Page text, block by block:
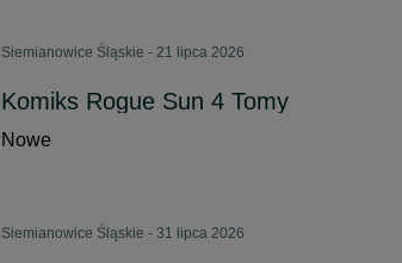
Siemianowice Śląskie - 21 lipca 2026
Komiks Rogue Sun 4 Tomy
Nowe
Siemianowice Śląskie - 31 lipca 2026